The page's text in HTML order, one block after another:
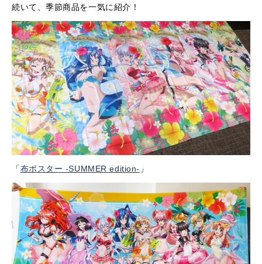
続いて、季節商品を一気に紹介！
「布ポスター -SUMMER edition- 」